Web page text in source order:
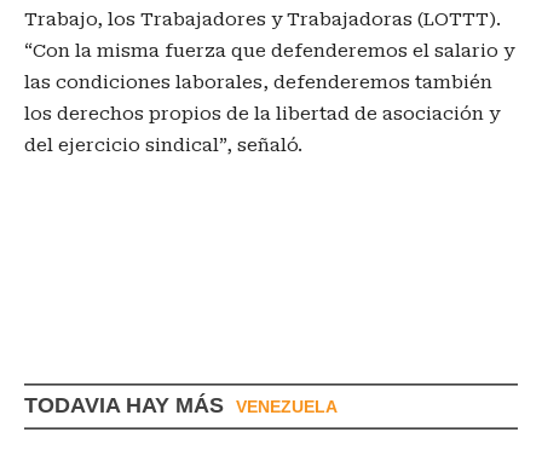
Trabajo, los Trabajadores y Trabajadoras (LOTTT).
“Con la misma fuerza que defenderemos el salario y
las condiciones laborales, defenderemos también
los derechos propios de la libertad de asociación y
del ejercicio sindical”, señaló.
TODAVIA HAY MÁS VENEZUELA